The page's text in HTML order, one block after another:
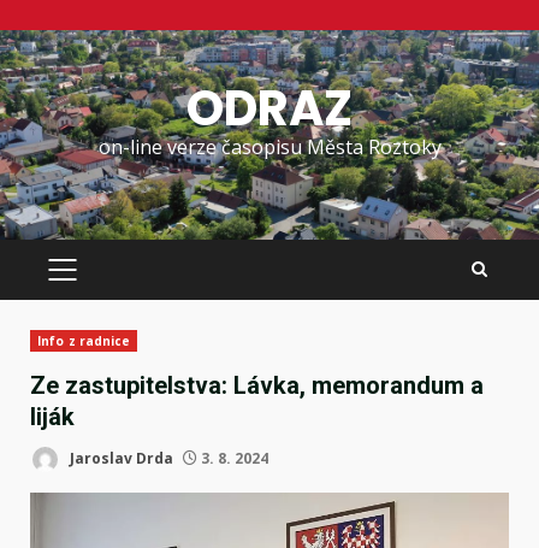
Skip
to
content
ODRAZ
on-line verze časopisu Města Roztoky
PRIMARY
Info z radnice
Ze zastupitelstva: Lávka, memorandum a
liják
Jaroslav Drda 3. 8. 2024